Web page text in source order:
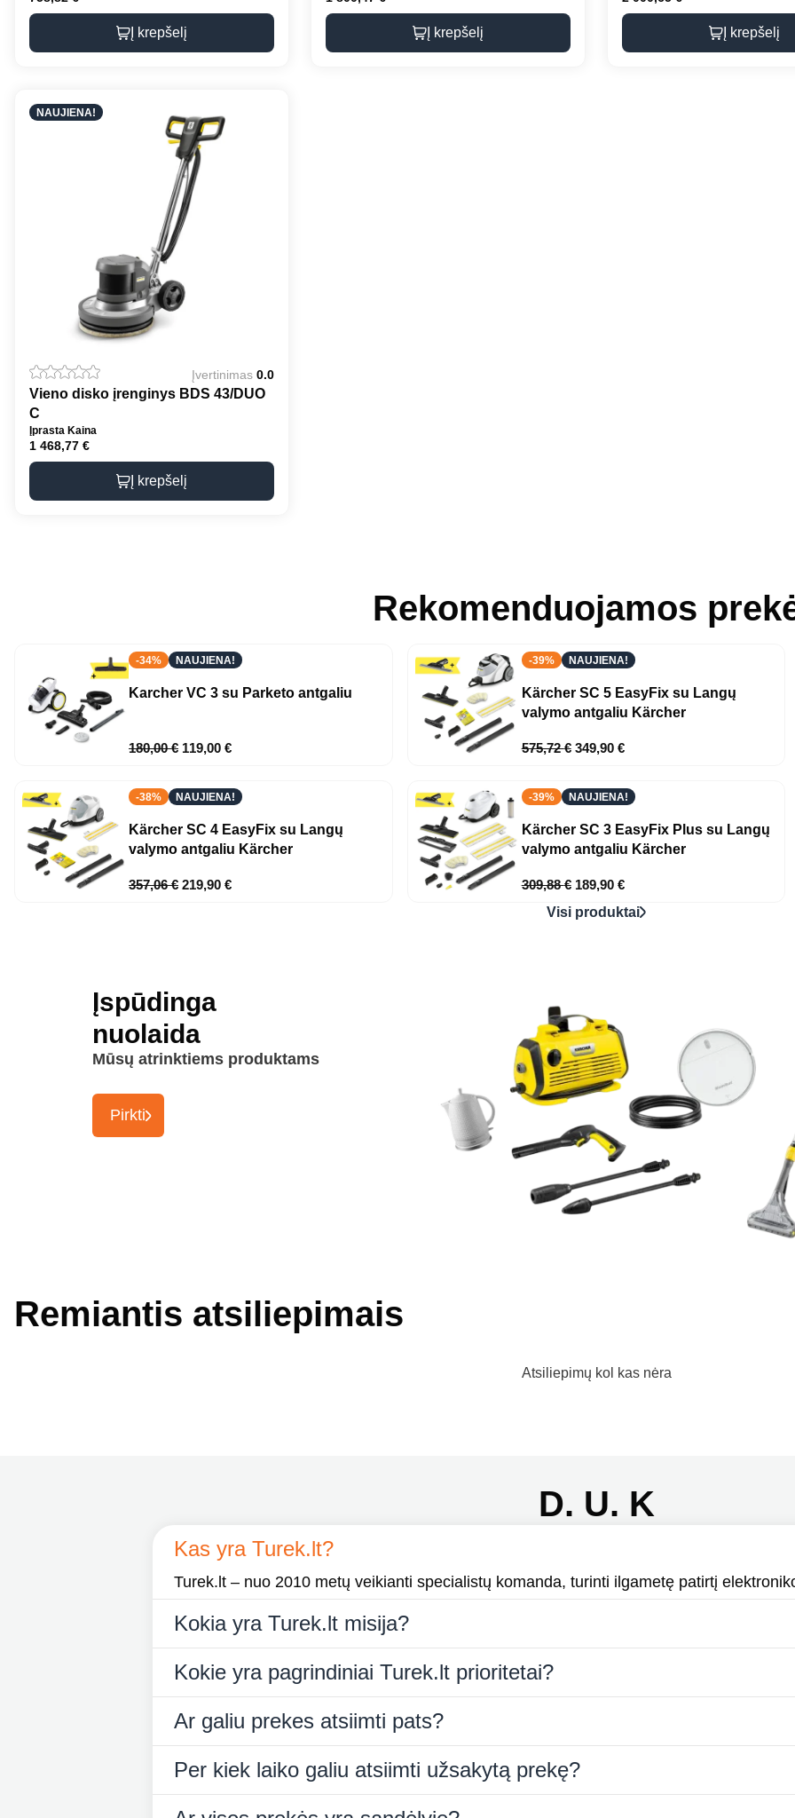
Į krepšelį Į krepšelį Į krepšelį
NAUJIENA!
Įvertinimas 0.0
Vieno disko įrenginys BDS 43/DUO
C
Įprasta Kaina
1 468,77 €
Į krepšelį
Rekomenduojamos
-34% NAUJIENA!
Karcher VC 3 su Parketo antgaliu
180,00€ 119,00 €
-39% NAUJIENA!
Kärcher SC 5 EasyFix su Langų
valymo antgaliu Kärcher
575,72€ 349,90 €
-38% NAUJIENA!
Kärcher SC 4 EasyFix su Langų
valymo antgaliu Kärcher
357,06€ 219,90 €
-39% NAUJIENA!
Kärcher SC 3 EasyFix Plus su Langų
valymo antgaliu Kärcher
309,88€ 189,90 €
Visi produktai
Įspūdinga
nuolaida
Mūsų atrinktiems produktams
Pirkti
Remiantis atsiliepimais
Atsiliepimų kol kas nėra
D. U. K
Kas yra Turek.lt?
Turek.lt – nuo 2010 metų veikianti specialistų komanda, turinti ilgametę patirtį
Kokia yra Turek.lt misija?
Kokie yra pagrindiniai Turek.lt prioritetai?
Ar galiu prekes atsiimti pats?
Per kiek laiko galiu atsiimti užsakytą prekę?